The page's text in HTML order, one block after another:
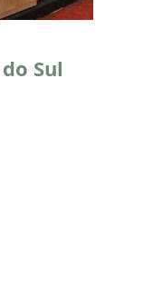
Sul